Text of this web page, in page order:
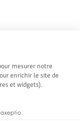
mesurer notre
enrichir le site de
et widgets).